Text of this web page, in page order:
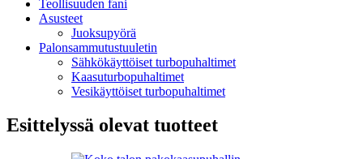
Teollisuuden fani
Asusteet
Juoksupyörä
Palonsammutustuuletin
Sähkökäyttöiset turbopuhaltimet
Kaasuturbopuhaltimet
Vesikäyttöiset turbopuhaltimet
Esittelyssä olevat tuotteet